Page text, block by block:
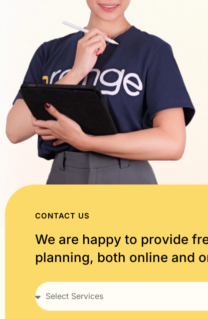
CONTACT US
We are happy to provide
planning, both online and